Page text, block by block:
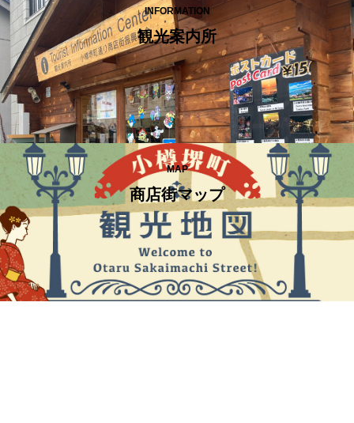
INFORMATION
観光案内所
MAP
商店街マップ